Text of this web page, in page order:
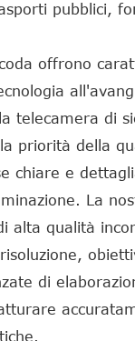
pubblici,
offrono
telecamera di
priorità della
chiare e
La
alta qualità
di